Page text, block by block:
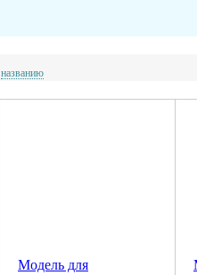
названию
Модель для